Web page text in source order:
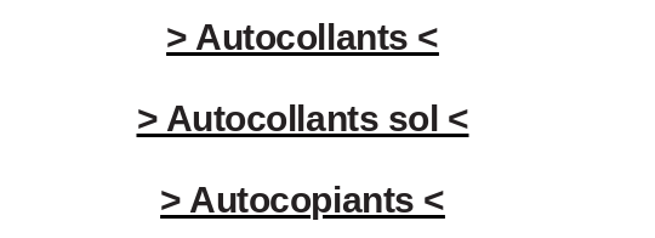
> Autocollants <
> Autocollants sol <
> Autocopiants <